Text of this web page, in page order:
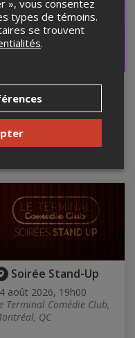
LA BOOM: piste de
pour les
tôt - Café
14 août 2026, 18h00
Soirée Stand-Up
août 2026, 19h00
Terminal Comédie Club,
QC
», vous consentez
types de témoins.
se trouvent
.